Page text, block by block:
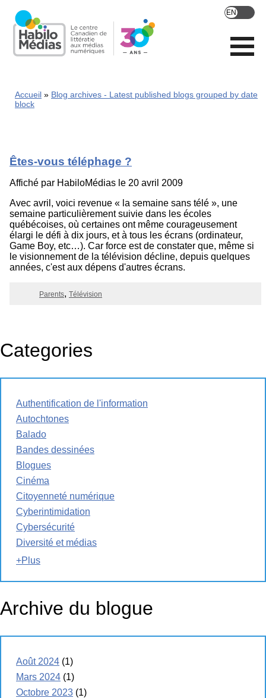
main
content
Accueil
Blog archives - Latest published blogs grouped by date
block
Êtes-vous téléphage ?
Affiché par HabiloMédias le 20 avril 2009
Avec avril, voici revenue « la semaine sans télé », une
semaine particulièrement suivie dans les écoles
québécoises, où certaines ont même courageusement
élargi le défi à dix jours, et à tous les écrans (ordinateur,
Game Boy, etc…). Car force est de constater que, même si
le visionnement de la télévision décline, depuis quelques
années, c'est aux dépens d'autres écrans.
Parents Télévision
Categories
Authentification de l'information
Autochtones
Balado
Bandes dessinées
Blogues
Cinéma
Citoyenneté numérique
Cyberintimidation
Cybersécurité
Diversité et médias
+Plus
Archive du blogue
Août 2024 (1)
Mars 2024 (1)
Octobre 2023 (1)